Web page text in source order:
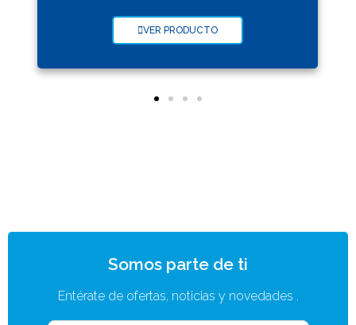
VER PRODUCTO
Somos parte de ti
Entérate de ofertas, noticias y novedades .